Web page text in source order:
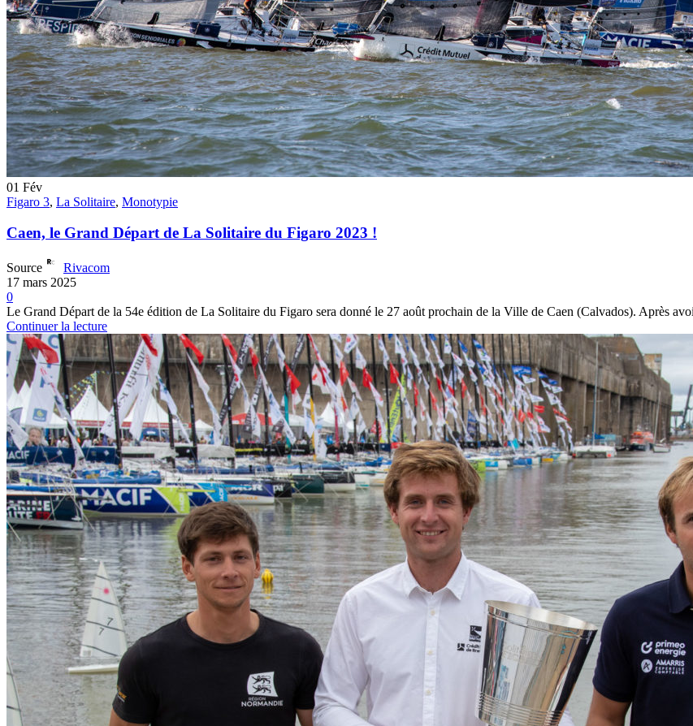
Source
Transat Café l'Or
13 février 2025
0
22Jan
Classe Ultim 32/23
,Records,Trophée
Gitana 17 devient Actual Ultim 4
Source
Gitana Team
22 janvier 2025
0
01 Fév
Figaro 3, La Solitaire, Monotypie
Caen, le Grand Départ de La Solitaire du Figaro 2023 !
Source
Rivacom
17 mars 2025
0
Le Grand Départ de la 54e édition de La Solitaire du Figaro sera donné le 27 août prochain de la Ville de Caen (Calvados). Après
Continuer la lecture